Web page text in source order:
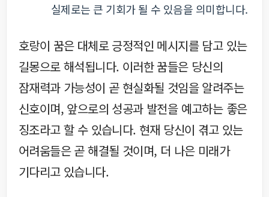
실제로는 큰 기회가 될 수 있음을 의미합니다.
호랑이 꿈은 대체로 긍정적인 메시지를 담고 있는
길몽으로 해석됩니다. 이러한 꿈들은 당신의
잠재력과 가능성이 곧 현실화될 것임을 알려주는
신호이며, 앞으로의 성공과 발전을 예고하는 좋은
징조라고 할 수 있습니다. 현재 당신이 겪고 있는
어려움들은 곧 해결될 것이며, 더 나은 미래가
기다리고 있습니다.